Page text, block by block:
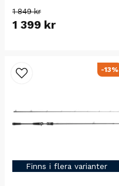
1 849 kr
1 399 kr
Finns i flera varianter
-13%